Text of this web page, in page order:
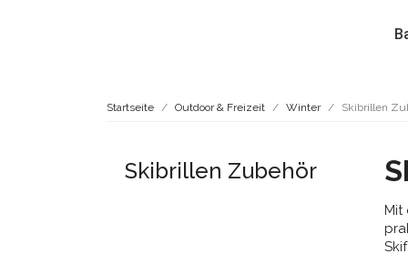
Startseite Outdoor & Freizeit Winter Skibrillen
Skibrillen Zubehör
Mit